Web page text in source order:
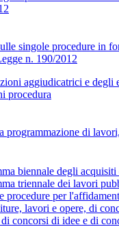
singole procedure in
n. 190/2012
aggiudicatrici e degli
procedura
programmazione di
biennale degli
triennale dei lavori
procedure per
lavori e opere, di
concorsi di idee e di